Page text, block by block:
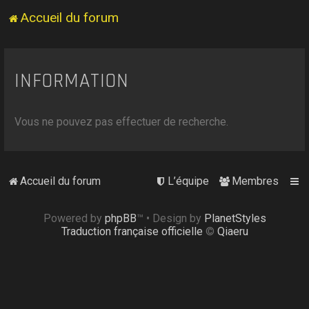
Accueil du forum
INFORMATION
Vous ne pouvez pas effectuer de recherche.
Accueil du forum Membres
L’équipe
Powered by phpBB™ • Design by PlanetStyles
Traduction française officielle © Qiaeru